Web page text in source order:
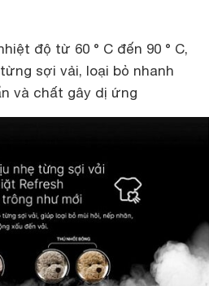
độ từ 60 ° C đến 90 ° C,
sợi vải, loại bỏ nhanh
và chất gây dị ứng